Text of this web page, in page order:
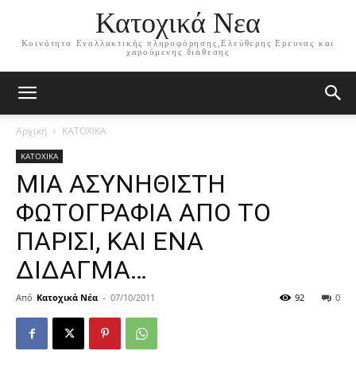
Κατοχικά Νεα
Κοινότητα Εναλλακτικής πληροφόρησης,Ελεύθερης Ερευνας και
χαρούμενης διάθεσης
Αρχική ΚΑΤΟΧΙΚΑ
ΚΑΤΟΧΙΚΑ
ΜΙΑ ΑΣΥΝΗΘΙΣΤΗ
ΦΩΤΟΓΡΑΦΙΑ ΑΠΟ ΤΟ
ΠΑΡΙΣΙ, ΚΑΙ ΕΝΑ
ΔΙΔΑΓΜΑ…
Από Κατοχικά Νέα - 07/10/2011 0
92